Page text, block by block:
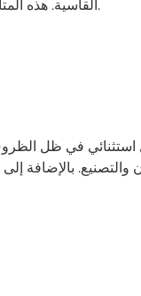
القاسية. هذه المتانة تجعلها مثالية للتطبيقات حيث تواجه الأسطح احتكاكًا أو تأثيرًا مستمرًا.
استثنائي في ظل
بالإضافة